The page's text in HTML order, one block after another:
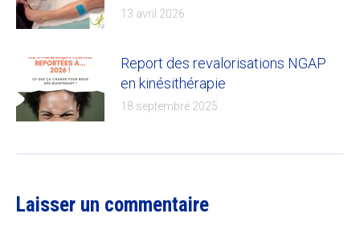
13 avril 2026
Report des revalorisations NGAP
en kinésithérapie
18 septembre 2025
Laisser un commentaire